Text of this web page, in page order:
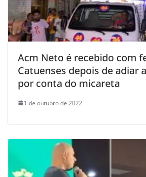
Acm Neto é recebido com
Catuenses depois de adiar
por conta do micareta
1 de outubro de 2022